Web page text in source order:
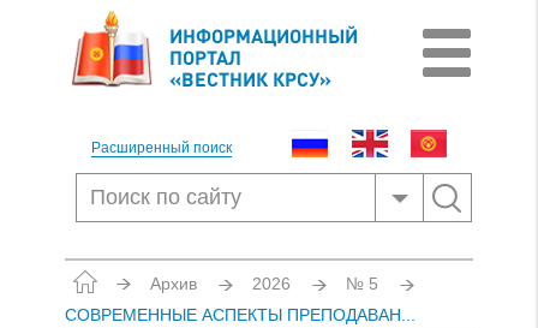
ИНФОРМАЦИОННЫЙ
ПОРТАЛ
«ВЕСТНИК КРСУ»
Расширенный поиск
Архив 2026
№ 5
СОВРЕМЕННЫЕ АСПЕКТЫ ПРЕПОДАВАН...